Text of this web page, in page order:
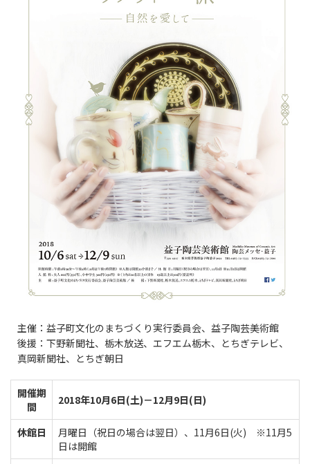
主催：益子町文化のまちづくり実行委員会、益子陶芸美術館
後援：下野新聞社、栃木放送、エフエム栃木、とちぎテレビ、
真岡新聞社、とちぎ朝日
開催期
間
2018年10月6日(土)－12月9日(日)
休館日
月曜日（祝日の場合は翌日）、11月6日(火) ※11月5
日は開館